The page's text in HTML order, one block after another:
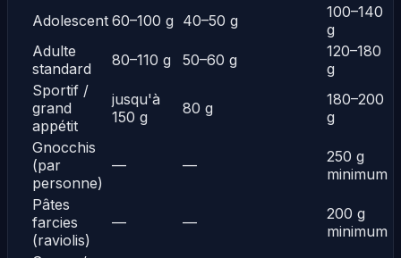
Adolescent 60–100 g 40–50 g
100–140
g
Adulte
standard
80–110 g 50–60 g
120–180
g
Sportif /
grand
appétit
jusqu'à
150 g
80 g
180–200
g
Gnocchis
(par
personne)
— —
250 g
minimum
Pâtes
farcies
(raviolis)
— —
200 g
minimum